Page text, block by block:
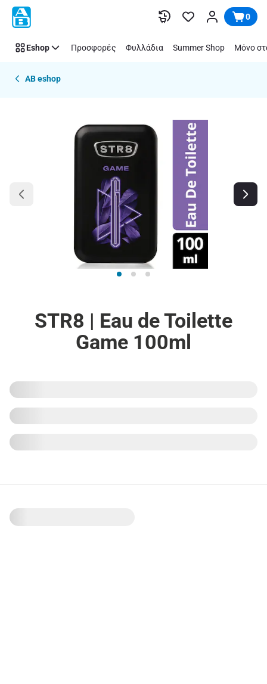
Παράλειψη 0
Eshop Προσφορές Φυλλάδια Summer Shop Μόνο
AB eshop
STR8 | Eau de Toilette
Game 100ml